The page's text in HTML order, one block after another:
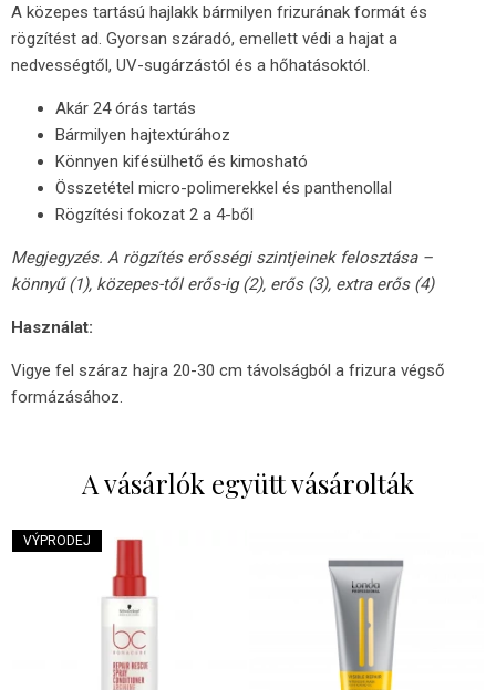
A közepes tartású hajlakk bármilyen frizurának formát és
rögzítést ad. Gyorsan száradó, emellett védi a hajat a
nedvességtől, UV-sugárzástól és a hőhatásoktól.
Akár 24 órás tartás
Bármilyen hajtextúrához
Könnyen kifésülhető és kimosható
Összetétel micro-polimerekkel és panthenollal
Rögzítési fokozat 2 a 4-ből
Megjegyzés. A rögzítés erősségi szintjeinek felosztása –
könnyű (1), közepes-től erős-ig (2), erős (3), extra erős (4)
Használat:
Vigye fel száraz hajra 20-30 cm távolságból a frizura végső
formázásához.
A vásárlók együtt vásárolták
VÝPRODEJ